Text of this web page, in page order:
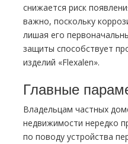
снижается риск
важно, поскольку
лишая его
защиты способствует
изделий «Flexalen».
Главные
Владельцам частных
недвижимости нередко
по поводу устройства